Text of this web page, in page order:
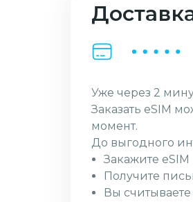
Уже через 2
Заказать eSIM
момент.
До выгодного
Закажите
Получите
Вы